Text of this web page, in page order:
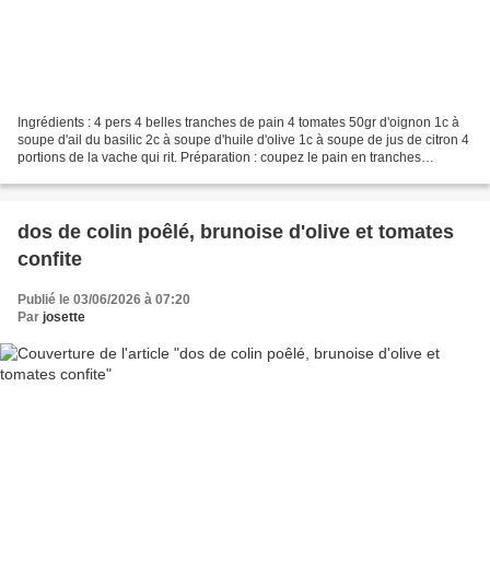
Ingrédients : 4 pers 4 belles tranches de pain 4 tomates 50gr d'oignon 1c à
soupe d'ail du basilic 2c à soupe d'huile d'olive 1c à soupe de jus de citron 4
portions de la vache qui rit. Préparation : coupez le pain en tranches
dos de colin poêlé, brunoise d'olive et tomates
confite
Publié le 03/06/2026 à 07:20
Par josette